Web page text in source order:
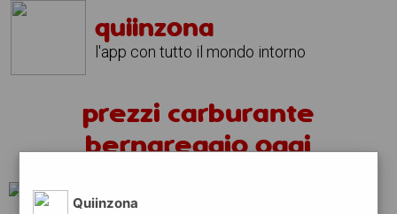
quiinzona
l'app con tutto il mondo intorno
prezzi carburante
bernareggio oggi
Quiinzona